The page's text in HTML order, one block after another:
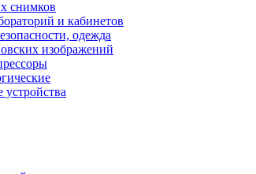
снимков
и кабинетов
одежда
изображений